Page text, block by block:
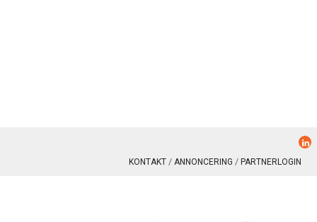
KONTAKT ANNONCERING PARTNERLOGIN